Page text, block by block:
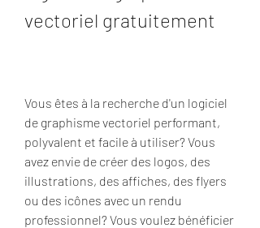
vectoriel gratuitement
Vous êtes à la recherche d'un logiciel
de graphisme vectoriel performant,
polyvalent et facile à utiliser? Vous
avez envie de créer des logos, des
illustrations, des affiches, des flyers
ou des icônes avec un rendu
professionnel? Vous voulez bénéficier